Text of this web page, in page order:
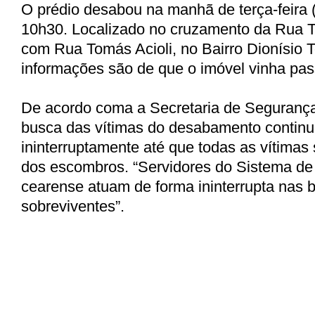
O prédio desabou na manhã de terça-feira
10h30. Localizado no cruzamento da Rua
com Rua Tomás Acioli, no Bairro Dionísio
informações são de que o imóvel vinha
De acordo coma a Secretaria de
busca das vítimas do desabamento
ininterruptamente até que todas as vítimas
dos escombros. “Servidores do Sistema
cearense atuam de forma ininterrupta nas
sobreviventes”.